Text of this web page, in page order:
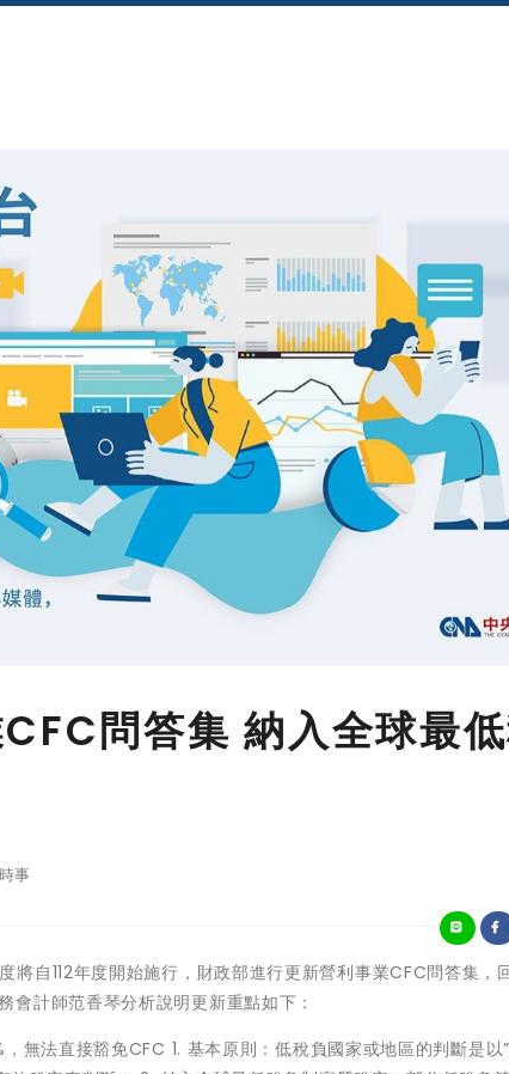
問答集 納入全球最
事
自112年度開始施行，財政部進行更新營利事業CFC問答集，
計師范香琴分析說明更新重點如下：
無法直接豁免CFC 1. 基本原則：低稅負國家或地區的判斷是以